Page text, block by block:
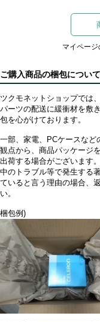
マイペー
ご購入商品の梱包について
ツクモネットショップでは
パーツの配送に緩衝材を敷
包を心がけております。
一部、家電、PCケースなど
観点から、商品パッケージ
出荷する場合がございます
中のトラブル等で発生する
ていると言う理由の場合、
い。
梱包例)